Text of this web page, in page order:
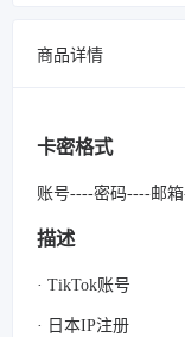
商品详情
卡密格式
账号----密码----邮
描述
· TikTok账号
· 日本IP注册